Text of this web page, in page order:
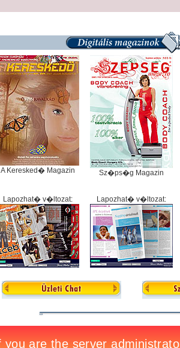
A Keresked� Magazin Sz�ps�g Magazin
Lapozhat� v�ltozat: Lapozhat� v�ltozat: